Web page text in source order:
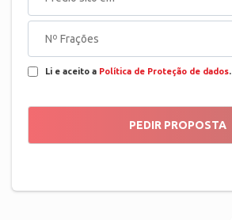
Li e aceito a Política de Proteção de dados.